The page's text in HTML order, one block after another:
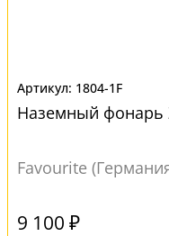
1804-1F
Наземный фонарь
Favourite
9 100 ₽